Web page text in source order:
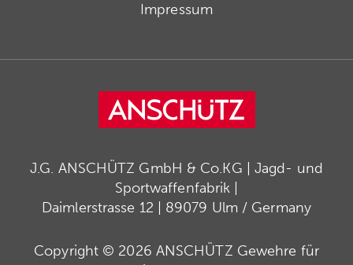
Impressum
J.G. ANSCHÜTZ GmbH & Co.KG | Jagd- und
Sportwaffenfabrik |
Daimlerstrasse 12 | 89079 Ulm / Germany
Copyright © 2026 ANSCHÜTZ Gewehre für